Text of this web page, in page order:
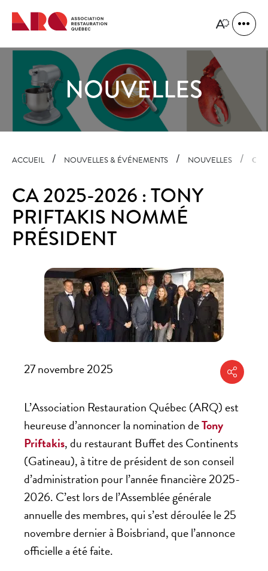
Navigation
rapide
Ouvrir
menu
Ouvrir
la
NOUVELLES
ACCUEIL NOUVELLES & ÉVÉNEMENTS NOUVELLES CA
CA 2025-2026 : TONY
PRIFTAKIS NOMMÉ
PRÉSIDENT
27 novembre 2025 Partager
L’Association Restauration Québec (ARQ) est
heureuse d’annoncer la nomination deTony
Priftakis, du restaurant Buffet des Continents
(Gatineau), à titre de président de son conseil
d’administration pour l’année financière 2025-
2026. C’est lors de l’Assemblée générale
annuelle des membres, qui s’est déroulée le 25
novembre dernier à Boisbriand, que l’annonce
officielle a été faite.